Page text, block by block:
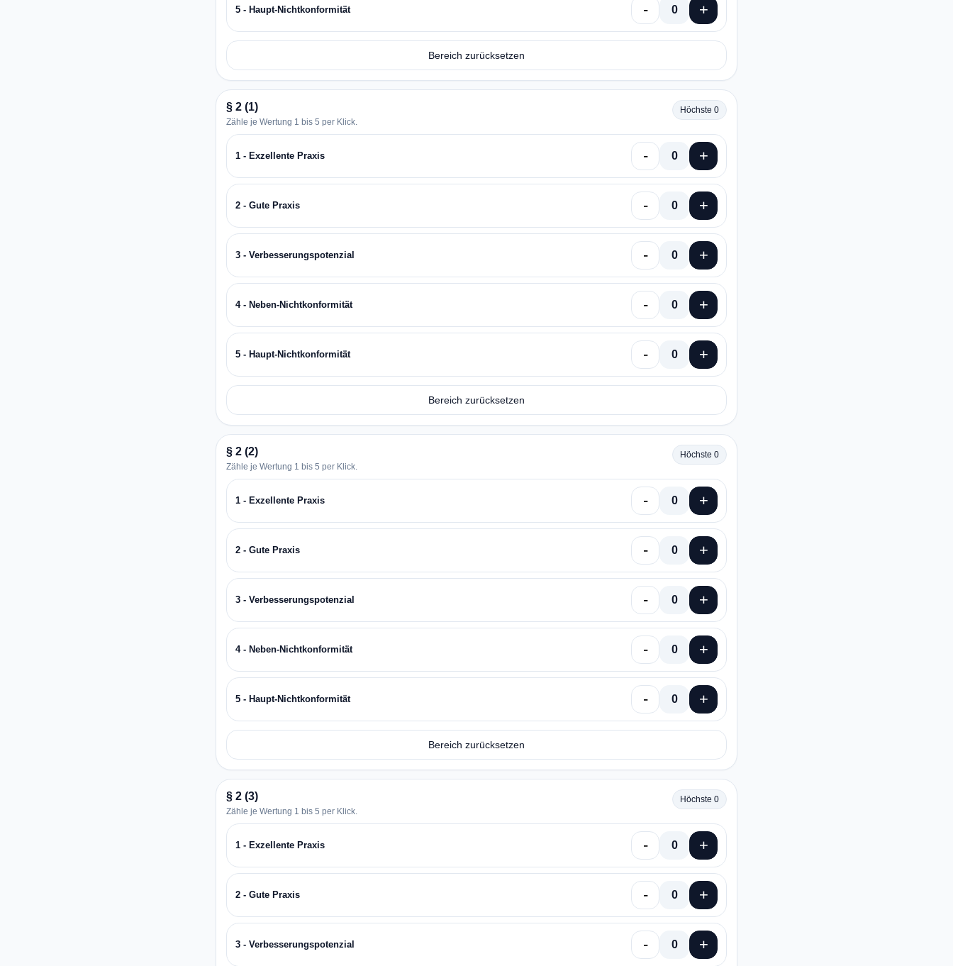
5 - Haupt-Nichtkonformität - 0 +
Bereich zurücksetzen
§ 2 (1)
Zähle je Wertung 1 bis 5 per Klick.
Höchste 0
1 - Exzellente Praxis - 0 +
2 - Gute Praxis - 0 +
3 - Verbesserungspotenzial - 0 +
4 - Neben-Nichtkonformität - 0 +
5 - Haupt-Nichtkonformität - 0 +
Bereich zurücksetzen
§ 2 (2)
Zähle je Wertung 1 bis 5 per Klick.
Höchste 0
1 - Exzellente Praxis - 0 +
2 - Gute Praxis - 0 +
3 - Verbesserungspotenzial - 0 +
4 - Neben-Nichtkonformität - 0 +
5 - Haupt-Nichtkonformität - 0 +
Bereich zurücksetzen
§ 2 (3)
Zähle je Wertung 1 bis 5 per Klick.
Höchste 0
1 - Exzellente Praxis - 0 +
2 - Gute Praxis - 0 +
3 - Verbesserungspotenzial - 0 +